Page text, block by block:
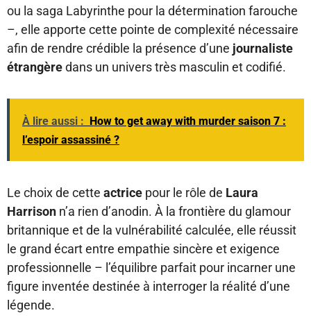
ou la saga Labyrinthe pour la détermination farouche
–, elle apporte cette pointe de complexité nécessaire
afin de rendre crédible la présence d’une journaliste
étrangèredans un univers très masculin et codifié.
À lire aussi : How to get away with murder saison 7 :
l’espoir assassiné ?
Le choix de cette actrice pour le rôle de Laura
Harrison n’a rien d’anodin. À la frontière du glamour
britannique et de la vulnérabilité calculée, elle réussit
le grand écart entre empathie sincère et exigence
professionnelle – l’équilibre parfait pour incarner une
figure inventée destinée à interroger la réalité d’une
légende.